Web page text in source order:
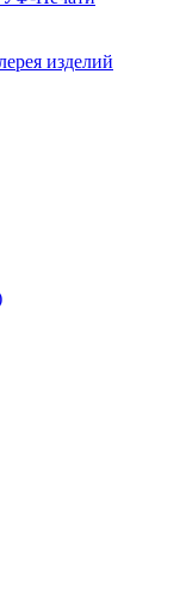
изделий